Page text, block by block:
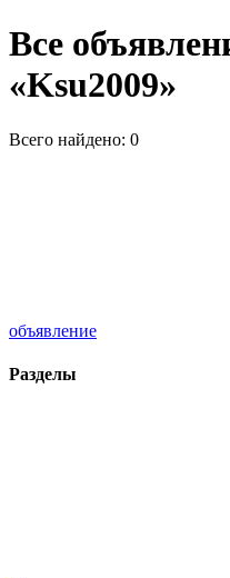
Все
«Ksu2009»
Всего найдено: 0
объявление
Разделы